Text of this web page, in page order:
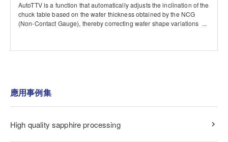
AutoTTV is a function that automatically adjusts the inclination of the
chuck table based on the wafer thickness obtained by the NCG
(Non-Contact Gauge), thereby correcting wafer shape variations
應用事例集
High quality sapphire processing